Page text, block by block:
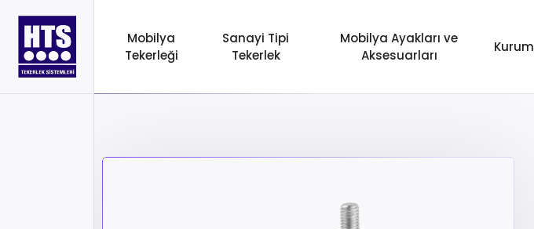
Mobilya
Tekerleği
Sanayi Tipi
Tekerlek
Mobilya Ayakları ve
Aksesuarları